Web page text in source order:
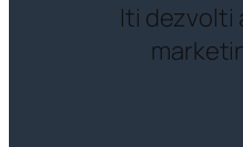
Iti dezvolti